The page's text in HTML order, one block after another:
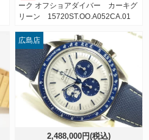
ーク オフショアダイバー カーキグ
リーン 15720ST.OO.A052CA.01
2,488,000円(税込)
広島店